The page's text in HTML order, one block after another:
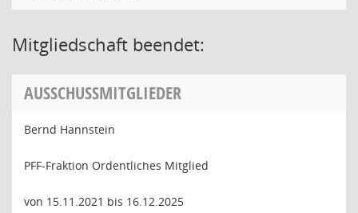
Mitgliedschaft beendet:
AUSSCHUSSMITGLIEDER
Bernd Hannstein
PFF-Fraktion Ordentliches Mitglied
von 15.11.2021 bis 16.12.2025